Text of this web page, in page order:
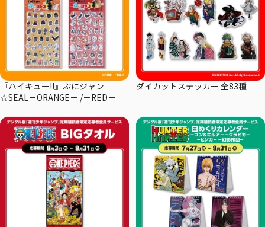
『ハイキュー!!』ぷにジャン
☆SEAL－ORANGE－ /－RED－
ダイカットステッカー 全83種